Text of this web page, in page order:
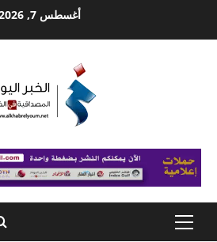
أغسطس 7, 2026
Primary